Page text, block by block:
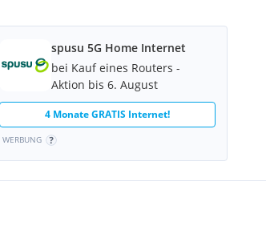
spusu 5G Home Internet
bei Kauf eines Routers -
Aktion bis 6. August
4 Monate GRATIS Internet!
WERBUNG